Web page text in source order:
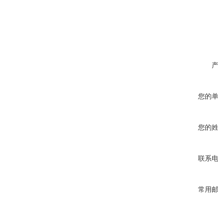
您的
您的
联系
常用